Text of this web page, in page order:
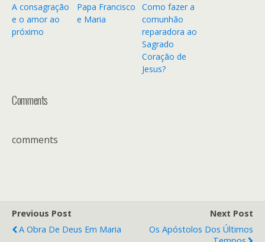
A consagração
e o amor ao
próximo
Papa Francisco
e Maria
Como fazer a
comunhão
reparadora ao
Sagrado
Coração de
Jesus?
Comments
comments
Previous Post
A Obra De Deus Em Maria
Next Post
Os Apóstolos Dos Últimos